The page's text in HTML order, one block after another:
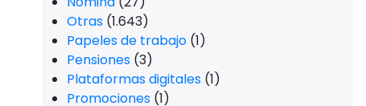
Otras (1.643)
Papeles de trabajo (1)
Pensiones (3)
Plataformas digitales (1)
Promociones (1)